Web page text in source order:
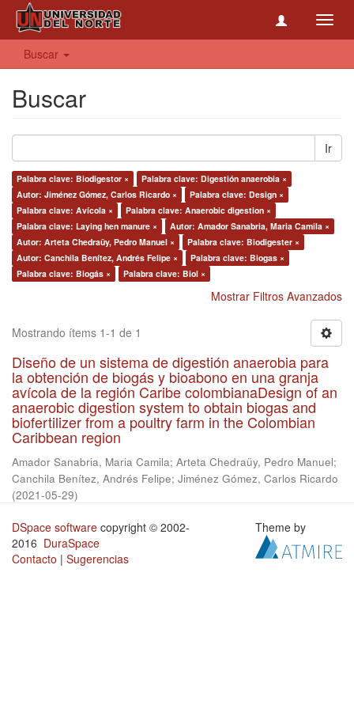
Buscar
Buscar
Ir
Palabra clave: Biodigestor ×
Palabra clave: Digestión anaerobia ×
Autor: Jiménez Gómez, Carlos Ricardo ×
Palabra clave: Design ×
Palabra clave: Avícola ×
Palabra clave: Anaerobic digestion ×
Palabra clave: Laying hen manure ×
Autor: Amador Sanabria, Maria Camila ×
Autor: Arteta Chedraüy, Pedro Manuel ×
Palabra clave: Biodigester ×
Autor: Canchila Benítez, Andrés Felipe ×
Palabra clave: Biogas ×
Palabra clave: Biogás ×
Palabra clave: Biol ×
Mostrar Filtros Avanzados
Mostrando ítems 1-1 de 1
Diseño de un sistema de digestión anaerobia para
la obtención de biogás y bioabono en una granja
avícola de la región Caribe colombianaDesign of an
anaerobic digestion system to obtain biogas and
biofertilizer from a poultry farm in the Colombian
Caribbean region
Amador Sanabria, Maria Camila; Arteta Chedraüy, Pedro Manuel;
Canchila Benítez, Andrés Felipe; Jiménez Gómez, Carlos Ricardo
(2021-05-29)
DSpace software copyright © 2002-
2016 DuraSpace
Contacto | Sugerencias
Theme by